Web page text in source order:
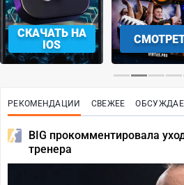
СКАЧАТЬ НА
IOS
РЕКОМЕНДАЦИИ СВЕЖЕЕ
BIG прокомментировала
тренера